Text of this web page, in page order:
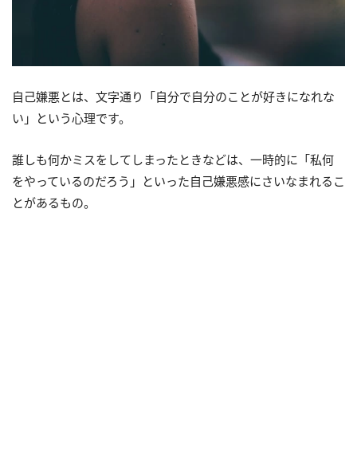
自己嫌悪とは、文字通り「自分で自分のことが好きになれな
い」という心理です。
誰しも何かミスをしてしまったときなどは、一時的に「私何
をやっているのだろう」といった自己嫌悪感にさいなまれるこ
とがあるもの。